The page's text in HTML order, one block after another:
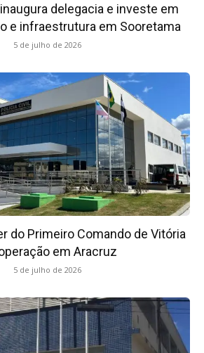
delegacia e investe em
e infraestrutura em Sooretama
5 de julho de 2026
do Primeiro Comando de Vitória
em Aracruz
5 de julho de 2026